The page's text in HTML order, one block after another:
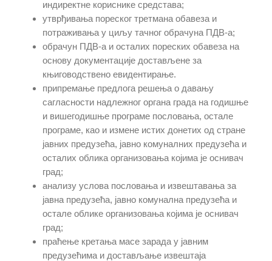
индиректне кориснике средстава;
утврђивања пореског третмана обавеза и
потраживања у циљу тачног обрачуна ПДВ-а;
обрачун ПДВ-а и осталих пореских обавеза на
основу документације достављене за
књиговодствено евидентирање.
припремање предлога решења о давању
сагласности надлежног органа града на годишње
и вишегодишње програме пословања, остале
програме, као и измене истих донетих од стране
јавних предузећа, јавно комуналних предузећа и
осталих облика организовања којима је оснивач
град;
анализу услова пословања и извештавања за
јавна предузећа, јавно комунална предузећа и
остале облике организовања којима је оснивач
град;
праћење кретања масе зарада у јавним
предузећима и достављање извештаја